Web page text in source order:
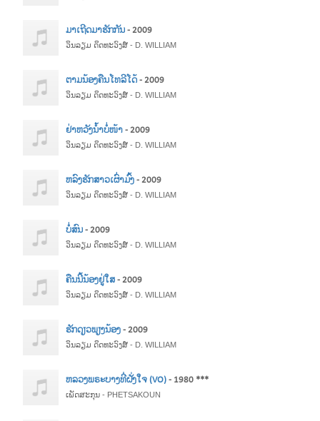
ມາເຖີດມາຮັກກັນ- 2009
ວິນລຽມ ດິດທະວົງສ໌ - D. WILLIAM
ຕາມນ້ອງຄືນໂທລີໂດ້- 2009
ວິນລຽມ ດິດທະວົງສ໌ - D. WILLIAM
ຢ່າຫວັງນ້ຳບໍ່ໜ້າ- 2009
ວິນລຽມ ດິດທະວົງສ໌ - D. WILLIAM
ຫລົງຮັກສາວເຜົ່າມົ້ງ- 2009
ວິນລຽມ ດິດທະວົງສ໌ - D. WILLIAM
ບໍ່ສົນ- 2009
ວິນລຽມ ດິດທະວົງສ໌ - D. WILLIAM
ຄືນນີ້ນ້ອງຢູ່ໃສ- 2009
ວິນລຽມ ດິດທະວົງສ໌ - D. WILLIAM
ຮັກດຽວພຽງນ້ອງ- 2009
ວິນລຽມ ດິດທະວົງສ໌ - D. WILLIAM
ຫລວງພຣະບາງທີ່ຝັ່ງໃຈ (VO)- 1980 ***
ເພັດສະກຸນ - PHETSAKOUN